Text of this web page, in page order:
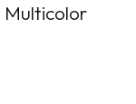
Multicolor